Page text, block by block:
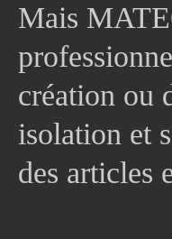
Mais
création ou
isolation et
des articles